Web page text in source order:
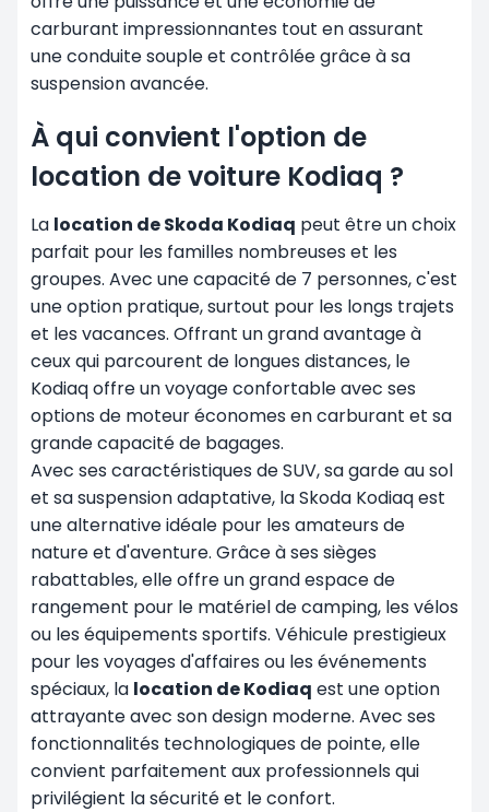
carburant impressionnantes tout en assurant
une conduite souple et contrôlée grâce à sa
suspension avancée.
À qui convient l'option de
location de voiture Kodiaq ?
La location de Skoda Kodiaq peut être un choix
parfait pour les familles nombreuses et les
groupes. Avec une capacité de 7 personnes, c'est
une option pratique, surtout pour les longs trajets
et les vacances. Offrant un grand avantage à
ceux qui parcourent de longues distances, le
Kodiaq offre un voyage confortable avec ses
options de moteur économes en carburant et sa
grande capacité de bagages.
Avec ses caractéristiques de SUV, sa garde au sol
et sa suspension adaptative, la Skoda Kodiaq est
une alternative idéale pour les amateurs de
nature et d'aventure. Grâce à ses sièges
rabattables, elle offre un grand espace de
rangement pour le matériel de camping, les vélos
ou les équipements sportifs. Véhicule prestigieux
pour les voyages d'affaires ou les événements
spéciaux, la location de Kodiaq est une option
attrayante avec son design moderne. Avec ses
fonctionnalités technologiques de pointe, elle
convient parfaitement aux professionnels qui
privilégient la sécurité et le confort.